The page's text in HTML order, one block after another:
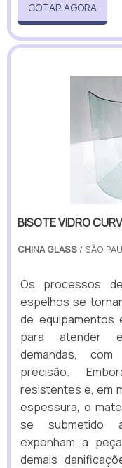
COTAR AGORA
BISOTE VIDRO
CHINA GLASS / SÃO
Os processos
espelhos se
de equipamentos
para atender
demandas,
precisão.
resistentes e, em
espessura, o
se submetido
exponham a
demais